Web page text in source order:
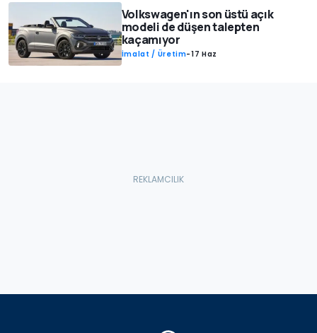
Volkswagen'ın son üstü açık
modeli de düşen talepten
kaçamıyor
İmalat / Üretim-17 Haz